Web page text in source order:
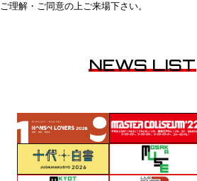
ご理解・ご同意の上ご来場下さい。
NEWS LIST